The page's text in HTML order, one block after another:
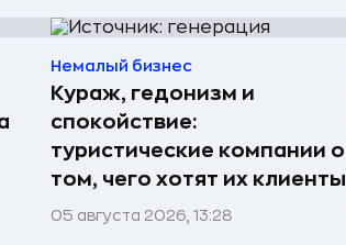
Немалый бизнес
Кураж, гедонизм и
спокойствие:
туристические компании о
том, чего хотят их клиенты
05 августа 2026, 13:28